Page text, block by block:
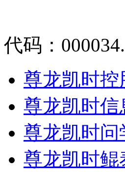
代码：
尊龙凯时控
尊龙凯时信
尊龙凯时问
尊龙凯时鲲